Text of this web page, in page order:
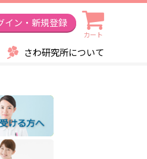
イン・新規登録
カート
さわ研究所について